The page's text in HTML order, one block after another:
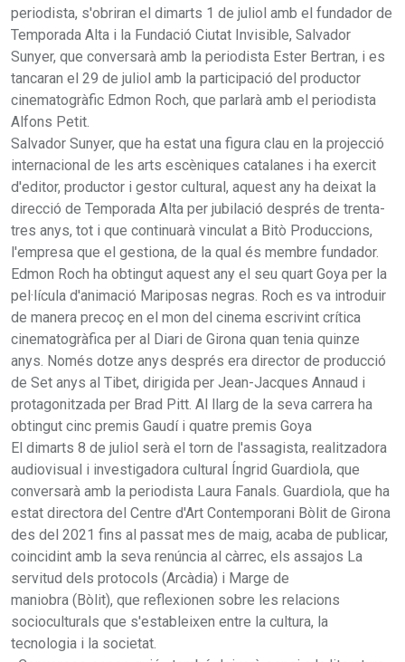
periodista, s'obriran el dimarts 1 de juliol amb el fundador de
Temporada Alta i la Fundació Ciutat Invisible, Salvador
Sunyer, que conversarà amb la periodista Ester Bertran, i es
tancaran el 29 de juliol amb la participació del productor
cinematogràfic Edmon Roch, que parlarà amb el periodista
Alfons Petit.
Salvador Sunyer, que ha estat una figura clau en la projecció
internacional de les arts escèniques catalanes i ha exercit
d'editor, productor i gestor cultural, aquest any ha deixat la
direcció de Temporada Alta per jubilació després de trenta-
tres anys, tot i que continuarà vinculat a Bitò Produccions,
l'empresa que el gestiona, de la qual és membre fundador.
Edmon Roch ha obtingut aquest any el seu quart Goya per la
pel·lícula d'animació Mariposas negras. Roch es va introduir
de manera precoç en el mon del cinema escrivint crítica
cinematogràfica per al Diari de Girona quan tenia quinze
anys. Només dotze anys després era director de producció
de Set anys al Tibet, dirigida per Jean-Jacques Annaud i
protagonitzada per Brad Pitt. Al llarg de la seva carrera ha
obtingut cinc premis Gaudí i quatre premis Goya
El dimarts 8 de juliol serà el torn de l'assagista, realitzadora
audiovisual i investigadora cultural Íngrid Guardiola, que
conversarà amb la periodista Laura Fanals. Guardiola, que ha
estat directora del Centre d'Art Contemporani Bòlit de Girona
des del 2021 fins al passat mes de maig, acaba de publicar,
coincidint amb la seva renúncia al càrrec, els assajos La
servitud dels protocols (Arcàdia) i Marge de
maniobra (Bòlit), que reflexionen sobre les relacions
socioculturals que s'estableixen entre la cultura, la
tecnologia i la societat.